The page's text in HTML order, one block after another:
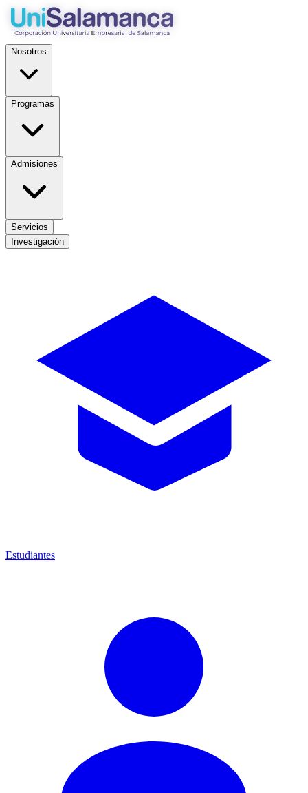
Nosotros
Programas
Admisiones
Servicios
Investigación
Estudiantes